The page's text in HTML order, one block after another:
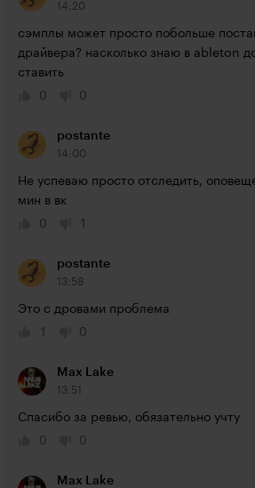
14:20
сэмплы может просто побольше
драйвера? насколько знаю в ableton
ставить
0
0
postante
14:00
Не успеваю просто отследить,
мин в вк
0
1
postante
13:58
Это с дровами проблема
1
0
Max Lake
13:51
Спасибо за ревью, обязательно учту
0
0
Max Lake